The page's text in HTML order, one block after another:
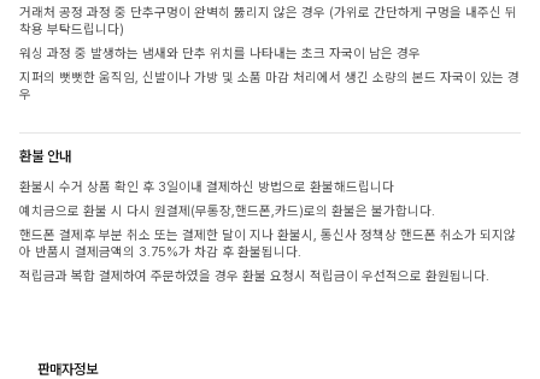
거래처 공정 과정 중 단추구멍이 완벽히 뚫리지 않은 경우 (가위로 간단하게 구멍을 내주신 뒤
착용 부탁드립니다)
워싱 과정 중 발생하는 냄새와 단추 위치를 나타내는 초크 자국이 남은 경우
지퍼의 뻣뻣한 움직임, 신발이나 가방 및 소품 마감 처리에서 생긴 소량의 본드 자국이 있는 경
우
환불 안내
환불시 수거 상품 확인 후 3일이내 결제하신 방법으로 환불해드립니다
예치금으로 환불 시 다시 원결제(무통장,핸드폰,카드)로의 환불은 불가합니다.
핸드폰 결제후 부분 취소 또는 결제한 달이 지나 환불시, 통신사 정책상 핸드폰 취소가 되지않
아 반품시 결제금액의 3.75%가 차감 후 환불됩니다.
적립금과 복합 결제하여 주문하였을 경우 환불 요청시 적립금이 우선적으로 환원됩니다.
판매자정보